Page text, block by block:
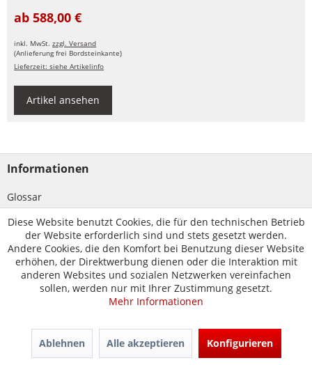
ab 588,00 €
inkl. MwSt.zzgl. Versand
(Anlieferung frei Bordsteinkante)
Lieferzeit: siehe Artikelinfo
Artikel ansehen
Informationen
Glossar
Zahlungsarten
Versandinformationen
AGB
Widerrufsbelehrung und -formular
Privatsphäre und Datenschutz
Impressum
Diese Website benutzt Cookies, die für den technischen Betrieb
der Website erforderlich sind und stets gesetzt werden.
Andere Cookies, die den Komfort bei Benutzung dieser Website
erhöhen, der Direktwerbung dienen oder die Interaktion mit
anderen Websites und sozialen Netzwerken vereinfachen
sollen, werden nur mit Ihrer Zustimmung gesetzt.
Mehr Informationen
Ablehnen Alle akzeptieren Konfigurieren